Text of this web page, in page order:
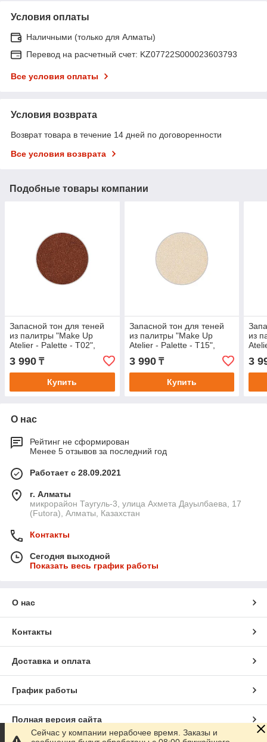
Условия оплаты
Наличными (только для Алматы)
Перевод на расчетный счет: KZ07722S000023603793
Все условия оплаты
Условия возврата
Возврат товара в течение 14 дней по договоренности
Все условия возврата
Подобные товары компании
Запасной тон для теней
из палитры "Make Up
Atelier - Palette - T02",
прессованные в блистере.
3 990 ₸
Купить
Запасной тон для теней
из палитры "Make Up
Atelier - Palette - T15",
прессованные в блистере.
3 990₸
Купить
из
3
О нас
Рейтинг не сформирован
Менее 5 отзывов за последний год
Работает с 28.09.2021
г. Алматы
микрорайон Таугуль-3, улица Ахмета Дауылбаева, 17
(Futora), Алматы, Казахстан
Контакты
Сегодня выходной
Показать весь график работы
О нас
Контакты
Доставка и оплата
График работы
Полная версия сайта
Сейчас у компании нерабочее время. Заказы и